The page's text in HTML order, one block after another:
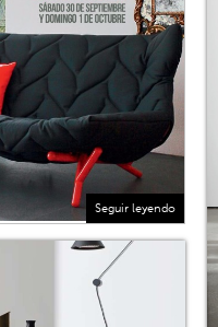
Seguir leyendo